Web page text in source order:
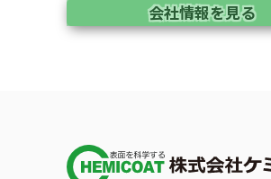
会社情報を見る